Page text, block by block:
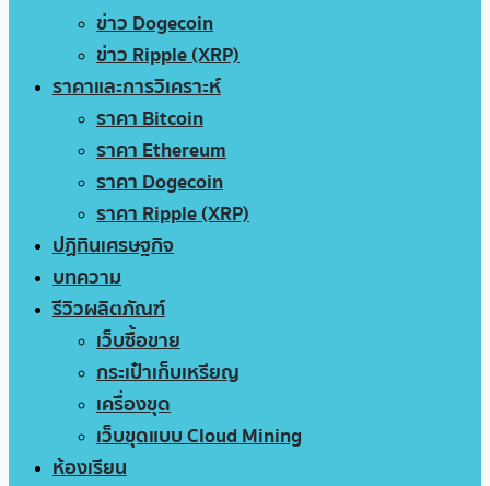
ข่าว Dogecoin
ข่าว Ripple (XRP)
ราคาและการวิเคราะห์
ราคา Bitcoin
ราคา Ethereum
ราคา Dogecoin
ราคา Ripple (XRP)
ปฏิทินเศรษฐกิจ
บทความ
รีวิวผลิตภัณฑ์
เว็บซื้อขาย
กระเป๋าเก็บเหรียญ
เครื่องขุด
เว็บขุดแบบ Cloud Mining
ห้องเรียน